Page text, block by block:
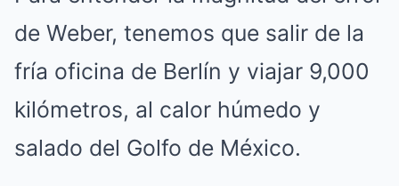
de Weber, tenemos que salir de la
fría oficina de Berlín y viajar 9,000
kilómetros, al calor húmedo y
salado del Golfo de México.